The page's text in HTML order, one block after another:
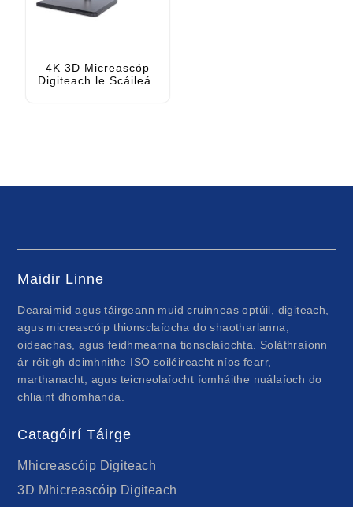
4K 3D Micreascóp
Digiteach le Scáileán
Maidir Linne
Dearaimid agus táirgeann muid cruinneas optúil, digiteach,
agus micreascóip thionsclaíocha do shaotharlanna,
oideachas, agus feidhmeanna tionsclaíochta. Soláthraíonn
ár réitigh deimhnithe ISO soiléireacht níos fearr,
marthanacht, agus teicneolaíocht íomháithe nuálaíoch do
chliaint dhomhanda.
Catagóirí Táirge
Mhicreascóip Digiteach
3D Mhicreascóip Digiteach